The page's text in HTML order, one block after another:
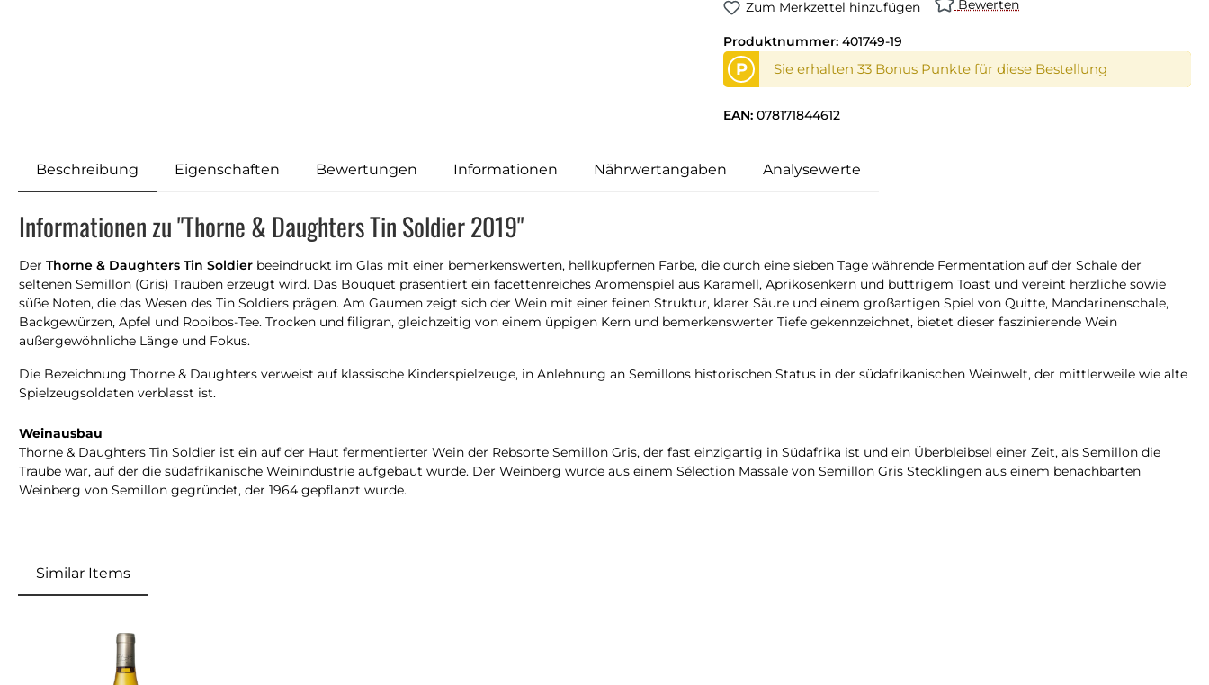
Zum Merkzettel hinzufügen Bewerten
Produktnummer: 401749-19
P Sie erhalten 33 Bonus Punkte für diese Bestellung
EAN: 078171844612
Beschreibung Eigenschaften Bewertungen Informationen Nährwertangaben Analysewerte
Informationen zu "Thorne & Daughters Tin Soldier 2019"
Der Thorne & Daughters Tin Soldier beeindruckt im Glas mit einer bemerkenswerten, hellkupfernen Farbe, die durch eine sieben Tage währende Fermentation auf der Schale der
seltenen Semillon (Gris) Trauben erzeugt wird. Das Bouquet präsentiert ein facettenreiches Aromenspiel aus Karamell, Aprikosenkern und buttrigem Toast und vereint herzliche sowie
süße Noten, die das Wesen des Tin Soldiers prägen. Am Gaumen zeigt sich der Wein mit einer feinen Struktur, klarer Säure und einem großartigen Spiel von Quitte, Mandarinenschale,
Backgewürzen, Apfel und Rooibos-Tee. Trocken und filigran, gleichzeitig von einem üppigen Kern und bemerkenswerter Tiefe gekennzeichnet, bietet dieser faszinierende Wein
außergewöhnliche Länge und Fokus.
Die Bezeichnung Thorne & Daughters verweist auf klassische Kinderspielzeuge, in Anlehnung an Semillons historischen Status in der südafrikanischen Weinwelt, der mittlerweile wie alte
Spielzeugsoldaten verblasst ist.
Weinausbau
Thorne & Daughters Tin Soldier ist ein auf der Haut fermentierter Wein der Rebsorte Semillon Gris, der fast einzigartig in Südafrika ist und ein Überbleibsel einer Zeit, als Semillon die
Traube war, auf der die südafrikanische Weinindustrie aufgebaut wurde. Der Weinberg wurde aus einem Sélection Massale von Semillon Gris Stecklingen aus einem benachbarten
Weinberg von Semillon gegründet, der 1964 gepflanzt wurde.
Similar Items